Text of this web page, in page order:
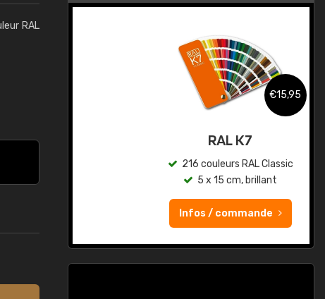
RAL
€15,95
RAL K7
216 couleurs RAL Classic
5 x 15 cm, brillant
Infos / commande